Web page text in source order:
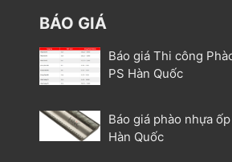
BÁO GIÁ
Báo giá Thi công
PS Hàn Quốc
Báo giá phào nhựa
Hàn Quốc